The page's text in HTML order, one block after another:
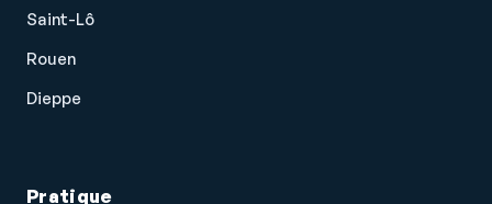
Saint-Lô
Rouen
Dieppe
Pratique